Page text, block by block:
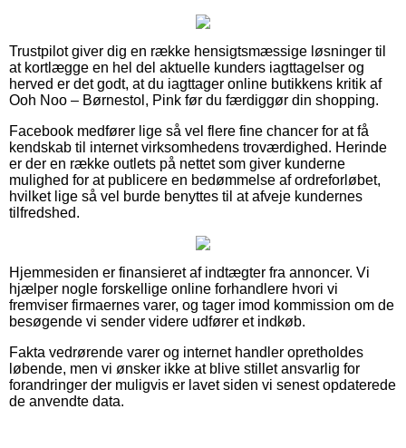
Trustpilot giver dig en række hensigtsmæssige løsninger til
at kortlægge en hel del aktuelle kunders iagttagelser og
herved er det godt, at du iagttager online butikkens kritik af
Ooh Noo – Børnestol, Pink før du færdiggør din shopping.
Facebook medfører lige så vel flere fine chancer for at få
kendskab til internet virksomhedens troværdighed. Herinde
er der en række outlets på nettet som giver kunderne
mulighed for at publicere en bedømmelse af ordreforløbet,
hvilket lige så vel burde benyttes til at afveje kundernes
tilfredshed.
Hjemmesiden er finansieret af indtægter fra annoncer. Vi
hjælper nogle forskellige online forhandlere hvori vi
fremviser firmaernes varer, og tager imod kommission om de
besøgende vi sender videre udfører et indkøb.
Fakta vedrørende varer og internet handler opretholdes
løbende, men vi ønsker ikke at blive stillet ansvarlig for
forandringer der muligvis er lavet siden vi senest opdaterede
de anvendte data.